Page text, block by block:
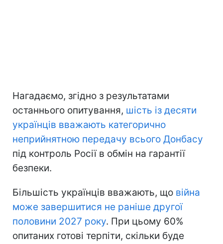
Нагадаємо, згідно з результатами
останнього опитування, шість із десяти
українців вважають категорично
неприйнятною передачу всього Донбасу
під контроль Росії в обмін на гарантії
безпеки.
Більшість українців вважають, що війна
може завершитися не раніше другої
половини 2027 року. При цьому 60%
опитаних готові терпіти, скільки буде